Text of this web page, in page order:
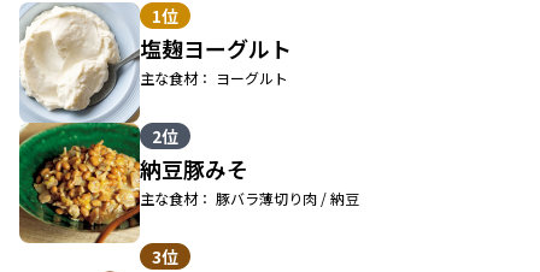
1位
塩麹ヨーグルト
主な食材： ヨーグルト
2位
納豆豚みそ
主な食材： 豚バラ薄切り肉 / 納豆
3位